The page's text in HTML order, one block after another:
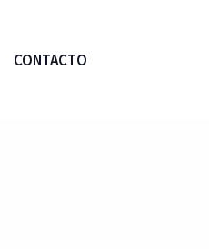
CONTACTO